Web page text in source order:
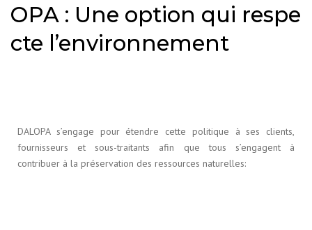
OPA : Une option qui respe
cte l’environnement
DALOPA s’engage pour étendre cette politique à ses clients,
fournisseurs et sous-traitants afin que tous s’engagent à
contribuer à la préservation des ressources naturelles: